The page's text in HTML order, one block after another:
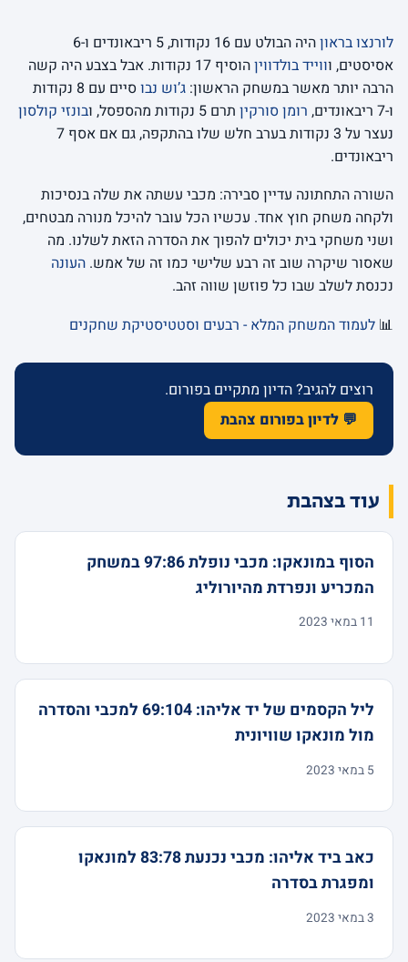
לורנצו בראון
היה הבולט עם 16 נקודות, 5 ריבאונדים ו-6
אסיסטים, וווייד בולדווין
הוסיף 17 נקודות. אבל בצבע היה קשה
הרבה יותר מאשר במשחק הראשון: ג’וש נבו
סיים עם 8 נקודות
ו-7 ריבאונדים,
רומן סורקין תרם 5 נקודות מהספסל, ו
בונזי קולסון
נעצר על 3 נקודות בערב חלש שלו בהתקפה, גם אם אסף 7
ריבאונדים.
השורה התחתונה עדיין סבירה: מכבי עשתה את שלה בנסיכות
ולקחה משחק חוץ אחד. עכשיו הכל עובר להיכל מנורה מבטחים,
ושני משחקי בית יכולים להפוך את הסדרה הזאת לשלנו. מה
שאסור שיקרה שוב זה רבע שלישי כמו זה של אמש. העונה
נכנסת לשלב שבו כל פוזשן שווה זהב.
📊 לעמוד המשחק המלא - רבעים וסטטיסטיקת שחקנים
רוצים להגיב? הדיון מתקיים בפורום.
💬 לדיון בפורום צהבת
עוד בצהבת
הסוף במונאקו: מכבי נופלת 97:86 במשחק
המכריע ונפרדת מהיורוליג
11 במאי 2023
ליל הקסמים של יד אליהו: 69:104 למכבי והסדרה
מול מונאקו שוויונית
5 במאי 2023
כאב ביד אליהו: מכבי נכנעת 83:78 למונאקו
ומפגרת בסדרה
3 במאי 2023